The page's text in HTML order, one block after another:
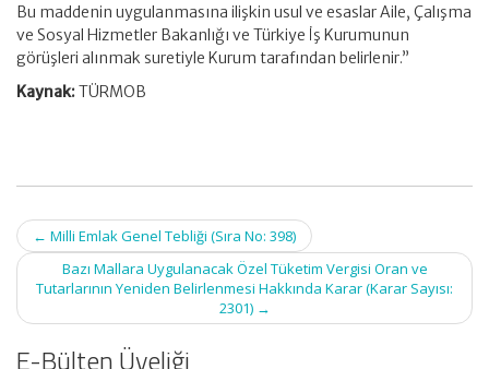
Bu maddenin uygulanmasına ilişkin usul ve esaslar Aile, Çalışma
ve Sosyal Hizmetler Bakanlığı ve Türkiye İş Kurumunun
görüşleri alınmak suretiyle Kurum tarafından belirlenir.”
Kaynak:TÜRMOB
Post
navigation
← Milli Emlak Genel Tebliği (Sıra No: 398)
Bazı Mallara Uygulanacak Özel Tüketim Vergisi Oran ve
Tutarlarının Yeniden Belirlenmesi Hakkında Karar (Karar Sayısı:
2301) →
E-Bülten Üyeliği